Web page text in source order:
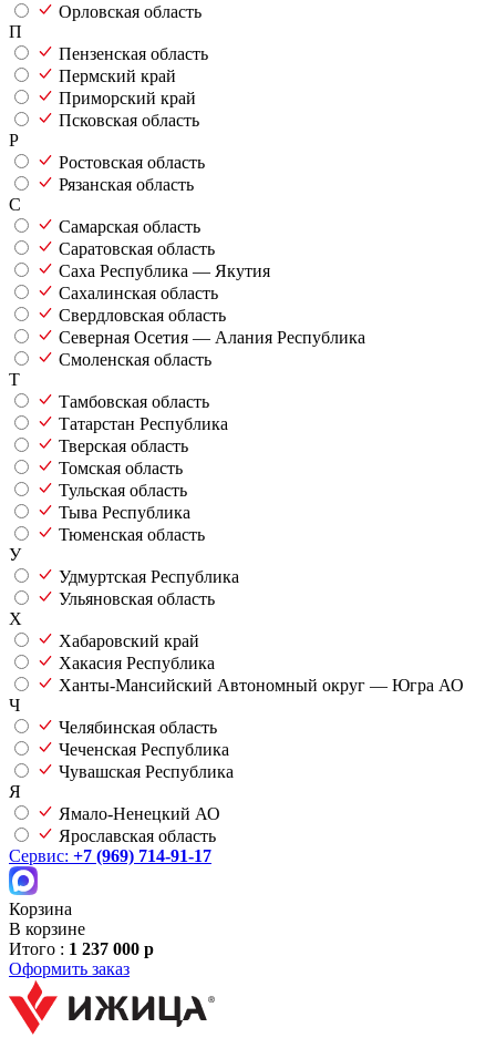
Орловская область
П
Пензенская область
Пермский край
Приморский край
Псковская область
Р
Ростовская область
Рязанская область
С
Самарская область
Саратовская область
Саха Республика — Якутия
Сахалинская область
Свердловская область
Северная Осетия — Алания Республика
Смоленская область
Т
Тамбовская область
Татарстан Республика
Тверская область
Томская область
Тульская область
Тыва Республика
Тюменская область
У
Удмуртская Республика
Ульяновская область
Х
Хабаровский край
Хакасия Республика
Ханты-Мансийский Автономный округ — Югра АО
Ч
Челябинская область
Чеченская Республика
Чувашская Республика
Я
Ямало-Ненецкий АО
Ярославская область
Сервис: +7 (969) 714-91-17
Корзина
В корзине
Итого : 1 237 000 р
Оформить заказ